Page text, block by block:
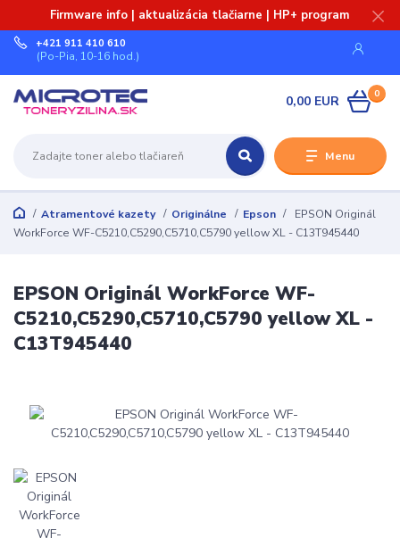
Firmware info | aktualizácia tlačiarne | HP+ program
Menu
+421 911 410 610
(Po-Pia, 10-16 hod.)
0
0,00 EUR
Atramentové kazety Originálne Epson
EPSON Originál
WorkForce WF-C5210,C5290,C5710,C5790 yellow XL - C13T945440
EPSON Originál WorkForce WF-
C5210,C5290,C5710,C5790 yellow XL -
C13T945440